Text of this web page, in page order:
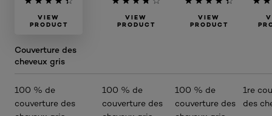
VIEW
PRODUCT
Couverture des
cheveux gris
100 % de
couverture des
VIEW
PRODUCT
100 % de
couverture des
VIEW
PRODUCT
100 % de
couverture des
1re
des